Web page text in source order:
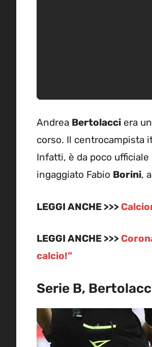
Andrea Bertolacci era
corso. Il centrocampista
Infatti, è da poco
ingaggiato Fabio Borini,
LEGGI ANCHE >>>
LEGGI ANCHE >>>
calcio!”
Serie B,